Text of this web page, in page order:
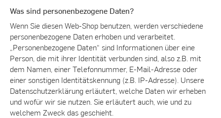
Was sind personenbezogene Daten?
Wenn Sie diesen Web-Shop benutzen, werden verschiedene
personenbezogene Daten erhoben und verarbeitet.
„Personenbezogene Daten“ sind Informationen über eine
Person, die mit ihrer Identität verbunden sind, also z.B. mit
dem Namen, einer Telefonnummer, E-Mail-Adresse oder
einer sonstigen Identitätskennung (z.B. IP-Adresse). Unsere
Datenschutzerklärung erläutert, welche Daten wir erheben
und wofür wir sie nutzen. Sie erläutert auch, wie und zu
welchem Zweck das geschieht.